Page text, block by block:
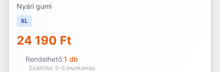
Nyári gumi
XL
24 190 Ft
Rendelhető:1 db
Szállítás: 5-6 munkanap